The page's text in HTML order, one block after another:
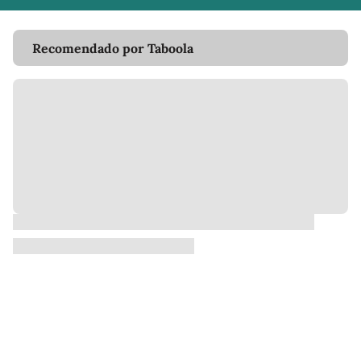
Recomendado por Taboola